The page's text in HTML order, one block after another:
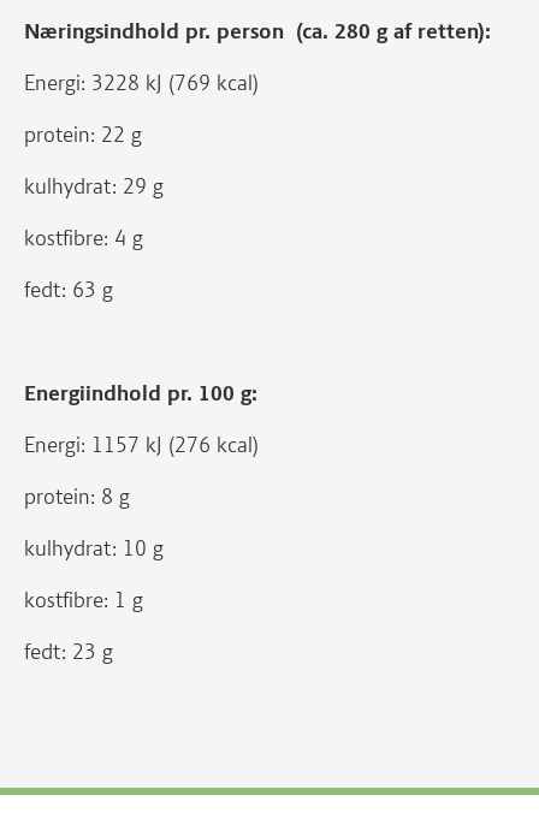
Næringsindhold pr. person (ca. 280 g af retten):
Energi: 3228 kJ (769 kcal)
protein: 22 g
kulhydrat: 29 g
kostfibre: 4 g
fedt: 63 g
Energiindhold pr. 100 g:
Energi: 1157 kJ (276 kcal)
protein: 8 g
kulhydrat: 10 g
kostfibre: 1 g
fedt: 23 g